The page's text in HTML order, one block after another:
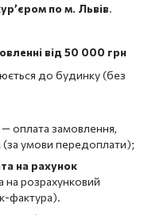
по м. Львів.
від 50 000 грн
до будинку (без
— оплата замовлення,
(за умови передоплати);
на рахунок
розрахунковий
фактура).